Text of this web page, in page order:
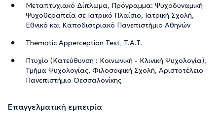
Μεταπτυχιακό Δίπλωμα, Πρόγραμμα: Ψυχοδυναμική
Ψυχοθεραπεία σε Ιατρικό Πλαίσιο, Ιατρική Σχολή,
Εθνικό και Καποδιστριακό Πανεπιστήμιο Αθηνών
Thematic Apperception Test, T.A.T.
Πτυχίο (Κατεύθυνση : Κοινωνική - Κλινική Ψυχολογία),
Τμήμα Ψυχολογίας, Φιλοσοφική Σχολή, Αριστοτέλειο
Πανεπιστήμιο Θεσσαλονίκης
Επαγγελματική εμπειρία